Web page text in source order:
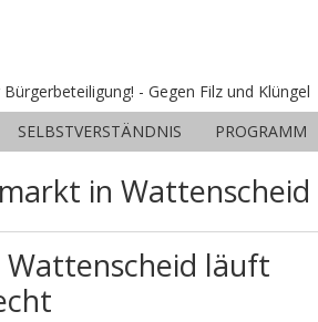
- Gegen Filz und Klüngel
SELBSTVERSTÄNDNIS PROGRAMM
in Wattenscheid
läuft